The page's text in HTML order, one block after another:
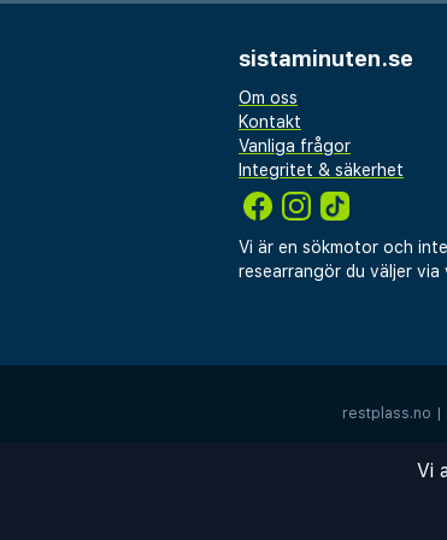
Hotellet erbjuder
koppla av med en
receptionen finns
lokala
Hotel Cabin är
vilket gör det
Cabin ett smart
sistaminuten.se
Om oss
Kontakt
Vanliga frågor
Integritet & säkerhet
Vi är en sökmotor och
researrangör du väljer via
restplass.no
Vi